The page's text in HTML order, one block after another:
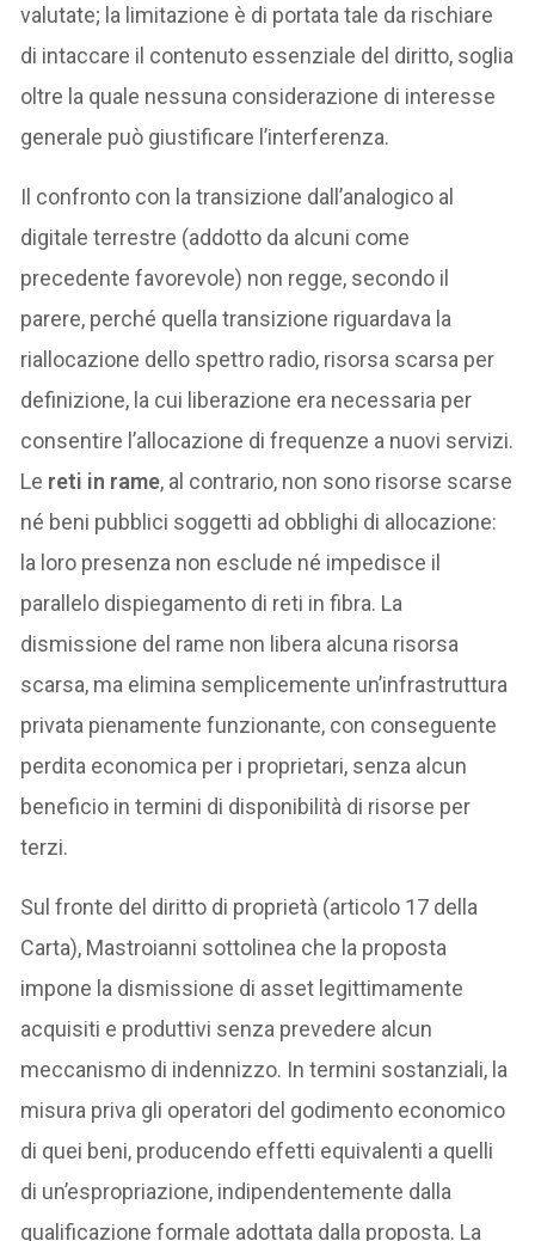
valutate; la limitazione è di portata tale da rischiare
di intaccare il contenuto essenziale del diritto, soglia
oltre la quale nessuna considerazione di interesse
generale può giustificare l’interferenza.
Il confronto con la transizione dall’analogico al
digitale terrestre (addotto da alcuni come
precedente favorevole) non regge, secondo il
parere, perché quella transizione riguardava la
riallocazione dello spettro radio, risorsa scarsa per
definizione, la cui liberazione era necessaria per
consentire l’allocazione di frequenze a nuovi servizi.
Le reti in rame, al contrario, non sono risorse scarse
né beni pubblici soggetti ad obblighi di allocazione:
la loro presenza non esclude né impedisce il
parallelo dispiegamento di reti in fibra. La
dismissione del rame non libera alcuna risorsa
scarsa, ma elimina semplicemente un’infrastruttura
privata pienamente funzionante, con conseguente
perdita economica per i proprietari, senza alcun
beneficio in termini di disponibilità di risorse per
terzi.
Sul fronte del diritto di proprietà (articolo 17 della
Carta), Mastroianni sottolinea che la proposta
impone la dismissione di asset legittimamente
acquisiti e produttivi senza prevedere alcun
meccanismo di indennizzo. In termini sostanziali, la
misura priva gli operatori del godimento economico
di quei beni, producendo effetti equivalenti a quelli
di un’espropriazione, indipendentemente dalla
qualificazione formale adottata dalla proposta. La